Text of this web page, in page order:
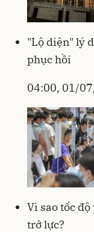
"Lộ diện" lý
phục hồi
04:00, 01/
Vì sao tốc
trở lực?